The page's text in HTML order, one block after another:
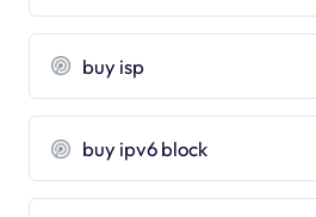
buy isp
buy ipv6 block